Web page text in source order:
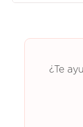
¿Te